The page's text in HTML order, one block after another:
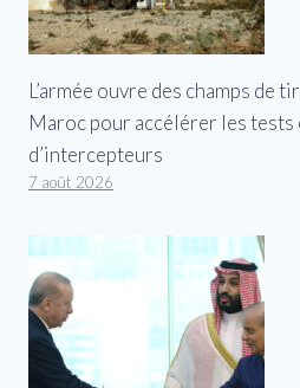
L’armée ouvre des champs de
Maroc pour accélérer les
d’intercepteurs
7 août 2026